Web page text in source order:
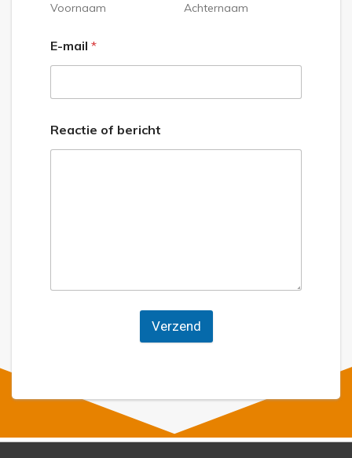
Voornaam Achternaam
E-mail *
Reactie of bericht
Verzend